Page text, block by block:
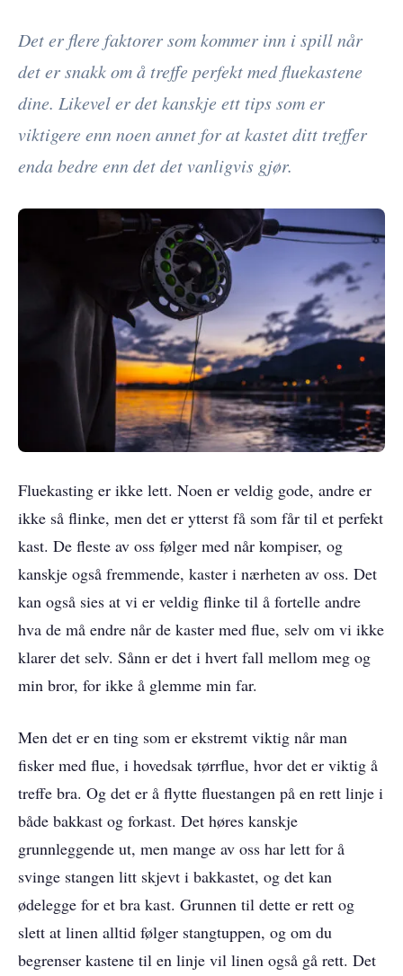
Det er flere faktorer som kommer inn i spill når
det er snakk om å treffe perfekt med fluekastene
dine. Likevel er det kanskje ett tips som er
viktigere enn noen annet for at kastet ditt treffer
enda bedre enn det det vanligvis gjør.
Fluekasting er ikke lett. Noen er veldig gode, andre er
ikke så flinke, men det er ytterst få som får til et perfekt
kast. De fleste av oss følger med når kompiser, og
kanskje også fremmende, kaster i nærheten av oss. Det
kan også sies at vi er veldig flinke til å fortelle andre
hva de må endre når de kaster med flue, selv om vi ikke
klarer det selv. Sånn er det i hvert fall mellom meg og
min bror, for ikke å glemme min far.
Men det er en ting som er ekstremt viktig når man
fisker med flue, i hovedsak tørrflue, hvor det er viktig å
treffe bra. Og det er å flytte fluestangen på en rett linje i
både bakkast og forkast. Det høres kanskje
grunnleggende ut, men mange av oss har lett for å
svinge stangen litt skjevt i bakkastet, og det kan
ødelegge for et bra kast. Grunnen til dette er rett og
slett at linen alltid følger stangtuppen, og om du
begrenser kastene til en linje vil linen også gå rett. Det